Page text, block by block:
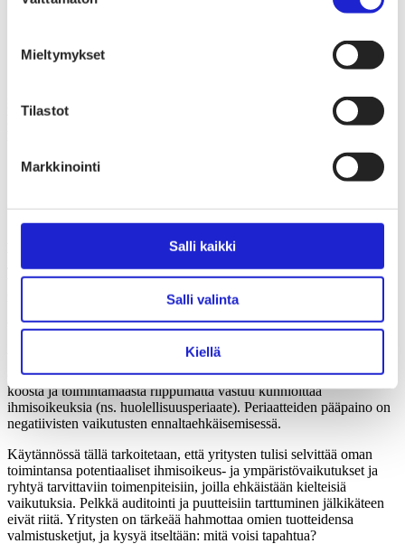
Mieltymykset
Tilastot
Markkinointi
Salli kaikki
Salli valinta
Kiellä
Millaista toimintaa tekstiili- ja muotialan yrityksiltä
keskusteltiin Pariisissa OECD:n
Liiton vastuullisuusasiantuntija poimi OECD:n foorumin sisällöstä
kolme ajankohtaista teemaa, joihin vastuullisuustyössä kannattaa
1. Vastuullisuus vaatii huolellista
ennakointia
Huolellisuusperiaate (due diligence)
Jatkuva prosessi, jonka avulla yritys tunnistaa ja ennaltaehkäisee
toimintansa haitallisia ihmisoikeus- ja ympäristövaikutuksia sekä
määrittelee, miten mahdollisiin epäkohtiin puututaan.
Vastuullisuuteen ei ole olemassa yhtä oikeaa lähestymistapaa.
YK on julkaissut vuonna 2011 yrityksiä ja ihmisoikeuksia koskevat
ohjaavat periaatteet, joissa määritellään, että jokaisella yrityksellä on
koosta ja toimintamaasta riippumatta vastuu kunnioittaa
ihmisoikeuksia (ns. huolellisuusperiaate). Periaatteiden pääpaino on
negatiivisten vaikutusten ennaltaehkäisemisessä.
Käytännössä tällä tarkoitetaan, että yritysten tulisi selvittää oman
toimintansa potentiaaliset ihmisoikeus- ja ympäristövaikutukset ja
ryhtyä tarvittaviin toimenpiteisiin, joilla ehkäistään kielteisiä
vaikutuksia. Pelkkä auditointi ja puutteisiin tarttuminen jälkikäteen
eivät riitä. Yritysten on tärkeää hahmottaa omien tuotteidensa
valmistusketjut, ja kysyä itseltään: mitä voisi tapahtua?